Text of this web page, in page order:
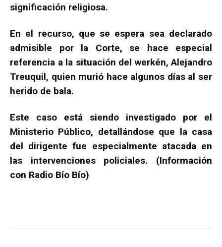
significación religiosa.
En el recurso, que se espera sea declarado
admisible por la Corte, se hace especial
referencia a la situación del werkén, Alejandro
Treuquil, quien murió hace algunos días al ser
herido de bala.
Este caso está siendo investigado por el
Ministerio Público, detallándose que la casa
del dirigente fue especialmente atacada en
las intervenciones policiales. (Información
con Radio Bío Bío)